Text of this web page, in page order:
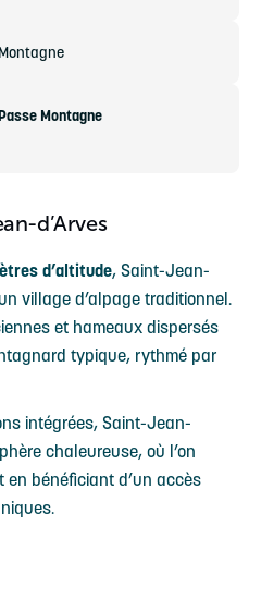
Passe Montagne
d’Arves
d’altitude, Saint-Jean-
village d’alpage traditionnel.
et hameaux dispersés
typique, rythmé par
intégrées, Saint-Jean-
chaleureuse, où l’on
bénéficiant d’un accès